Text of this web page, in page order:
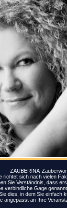
ZAUBERINA-
richtet sich nach vielen
Sie Verständnis, dass
verbindliche Gage
dies, in dem Sie einfach
angepasst an Ihre